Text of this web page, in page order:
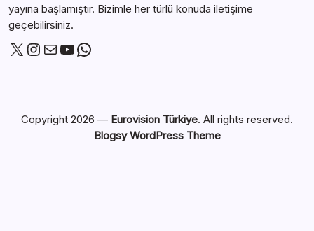
yayına başlamıştır. Bizimle her türlü konuda iletişime
geçebilirsiniz.
Copyright 2026 — Eurovision Türkiye. All rights reserved.
Blogsy WordPress Theme